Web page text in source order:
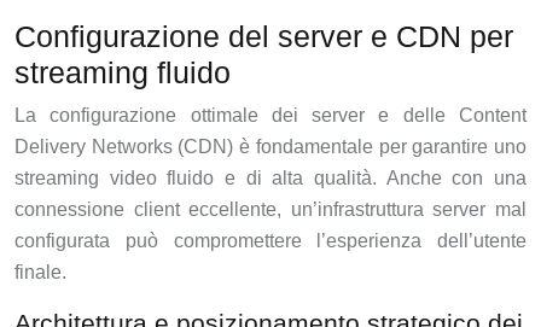
Configurazione del server e CDN per
streaming fluido
La configurazione ottimale dei server e delle Content
Delivery Networks (CDN) è fondamentale per garantire uno
streaming video fluido e di alta qualità. Anche con una
connessione client eccellente, un’infrastruttura server mal
configurata può compromettere l’esperienza dell’utente
finale.